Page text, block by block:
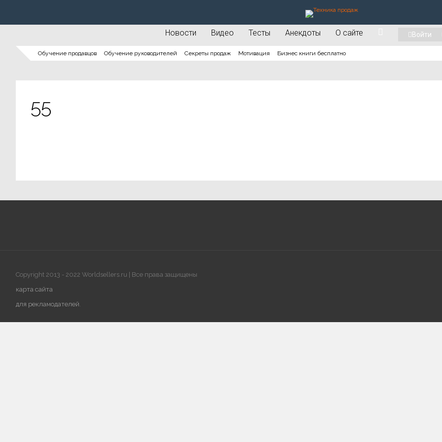
Новости Видео Тесты Анекдоты О сайте Войти
Обучение продавцов Обучение руководителей Секреты продаж Мотивация Бизнес книги бесплатно
55
Copyright 2013 - 2022 Worldsellers.ru | Все права защищены
карта сайта
для рекламодателей